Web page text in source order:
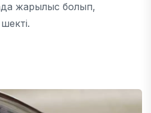
жарылыс болып,